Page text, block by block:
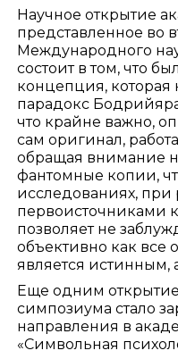
Научное открытие
представленное во
Международного
состоит в том, что
концепция, которая
парадокс
что крайне важно,
сам оригинал,
обращая внимание
фантомные копии,
исследованиях, при
первоисточниками
позволяет не
объективно как все
является истинным,
Еще одним
симпозиума стало
направления в
«Символьная